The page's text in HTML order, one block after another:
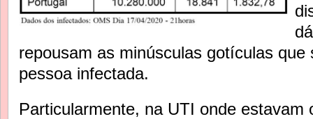
repousam as minúsculas gotículas que
pessoa infectada.
Particularmente, na UTI onde estavam